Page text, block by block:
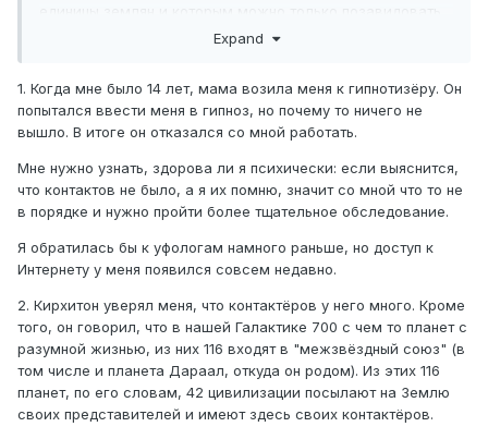
что им выпала такая возможность.
преследовали эти контакты? Вы получали, какие то
знания, или вам просто что-то показывали, и
рассказывали, как туристу?
4.На каких планетах вы бывали, что видели? это тоже
интересно.
понимающие люди, то ему становится намного легче.
астральное тело каждую ночь забирали представители
внеземного разума, и она несколько лет работала на
них в качестве исследователя различных форм жизни на
разных планетах. Потом это прекратилось, и она
пыталась разобраться в реальности этих событий.
Естественно ничего не получилось, она смирилась с
Expand
1. Когда мне было 14 лет, мама возила меня к гипнотизёру. Он
попытался ввести меня в гипноз, но почему то ничего не
вышло. В итоге он отказался со мной работать.
Мне нужно узнать, здорова ли я психически: если выяснится,
что контактов не было, а я их помню, значит со мной что то не
в порядке и нужно пройти более тщательное обследование.
Я обратилась бы к уфологам намного раньше, но доступ к
Интернету у меня появился совсем недавно.
2. Кирхитон уверял меня, что контактёров у него много. Кроме
того, он говорил, что в нашей Галактике 700 с чем то планет с
разумной жизнью, из них 116 входят в "межзвёздный союз" (в
том числе и планета Дараал, откуда он родом). Из этих 116
планет, по его словам, 42 цивилизации посылают на Землю
своих представителей и имеют здесь своих контактёров.